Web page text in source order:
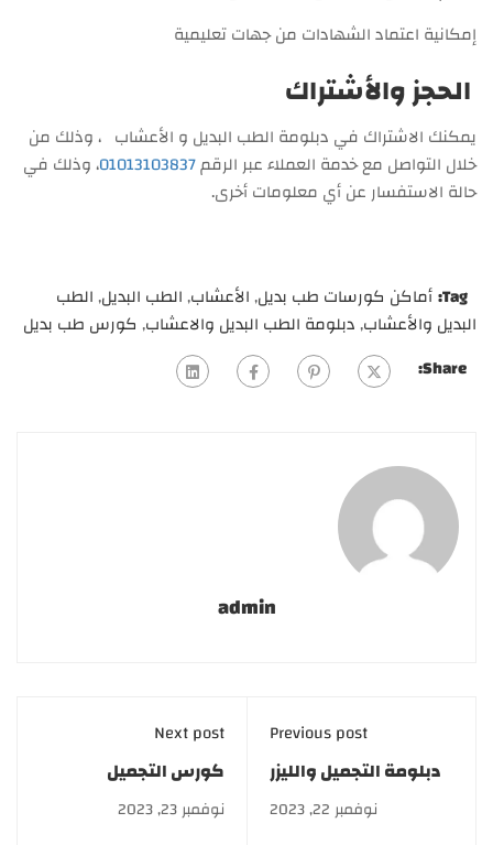
إمكانية اعتماد الشهادات من جهات تعليمية
الحجز والأشتراك
يمكنك الاشتراك في دبلومة الطب البديل و الأعشاب ، وذلك من
خلال التواصل مع خدمة العملاء عبر الرقم01013103837، وذلك في
حالة الاستفسار عن أي معلومات أخرى.
Tag: أماكن كورسات طب بديل,الأعشاب,الطب البديل,الطب
البديل والأعشاب,دبلومة الطب البديل والاعشاب, كورس طب بديل
Share:
admin
Previous post
دبلومة التجميل والليزر
للأطباء بخصم 50%
وتقسيط على 12 شهر
نوفمبر 22, 2023
Next post
كورس التجميل
النسائي | Aesthetic
Gynecology
نوفمبر 23, 2023